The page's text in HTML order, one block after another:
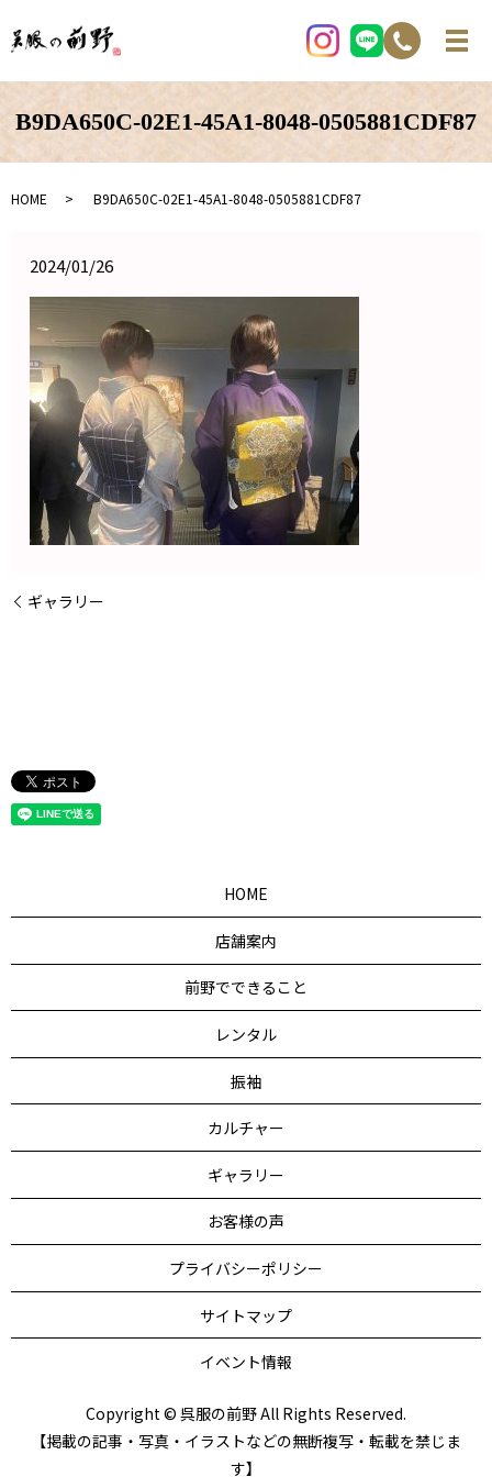
B9DA650C-02E1-45A1-8048-0505881CDF87
HOME B9DA650C-02E1-45A1-8048-0505881CDF87
2024/01/26
ギャラリー
HOME
店舗案内
前野でできること
レンタル
振袖
カルチャー
ギャラリー
お客様の声
プライバシーポリシー
サイトマップ
イベント情報
Copyright © 呉服の前野 All Rights Reserved.
【掲載の記事・写真・イラストなどの無断複写・転載を禁じま
す】